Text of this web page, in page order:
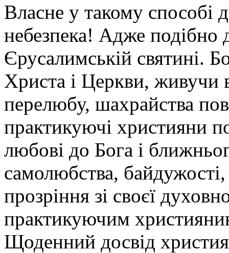
Власне у такому способі
небезпека! Адже подібно
Єрусалимській святині.
Христа і Церкви, живучи
перелюбу, шахрайства
практикуючі християни
любові до Бога і
самолюбства,
прозріння зі своєї
практикуючим
Щоденний досвід